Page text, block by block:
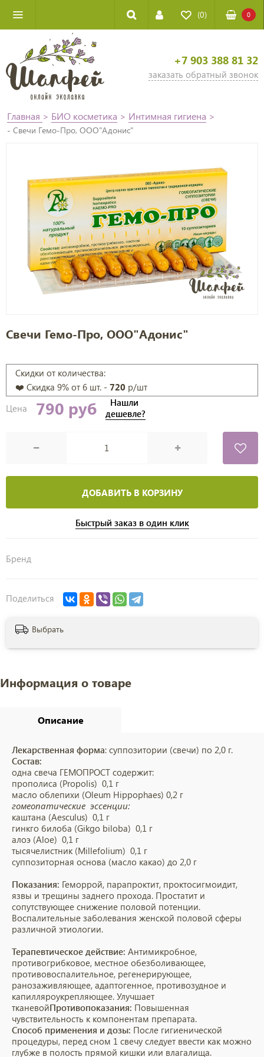
(0) 0
+7 903 388 81 32
заказать обратный звонок
Главная > БИО косметика > Интимная гигиена >
- Свечи Гемо-Про, ООО"Адонис"
Свечи Гемо-Про, ООО"Адонис"
Скидки от количества:
❤️ Скидка 9% от 6 шт. - 720 р/шт
Цена
790 руб
Нашли
дешевле?
ДОБАВИТЬ В КОРЗИНУ
Быстрый заказ в один клик
Бренд
Поделиться
Выбрать
Информация о товаре
Описание
Лекарственная форма: суппозитории (свечи) по 2,0 г.
Состав:
одна свеча ГЕМОПРОСТ содержит:
прополиса (Propolis) 0,1 г
масло облепихи (Oleum Hippophaes) 0,2 г
гомеопатические эссенции:
каштана (Aesculus) 0,1 г
гинкго билоба (Gikgo biloba) 0,1 г
алоэ (Aloe) 0,1 г
тысячелистник (Millefolium) 0,1 г
суппозиторная основа (масло какао) до 2,0 г
Показания: Геморрой, парапроктит, проктосигмоидит,
язвы и трещины заднего прохода. Простатит и
сопутствующее снижение половой потенции.
Воспалительные заболевания женской половой сферы
различной этиологии.
Терапевтическое действие: Антимикробное,
противогрибковое, местное обезболивающее,
противовоспалительное, регенерирующее,
ранозаживляющее, адаптогенное, противозудное и
капилляроукрепляющее. Улучшает
тканевойПротивопоказания: Повышенная
чувствительность к компонентам препарата.
Способ применения и дозы: После гигиенической
процедуры, перед сном 1 свечу следует ввести как можно
глубже в полость прямой кишки или влагалища.